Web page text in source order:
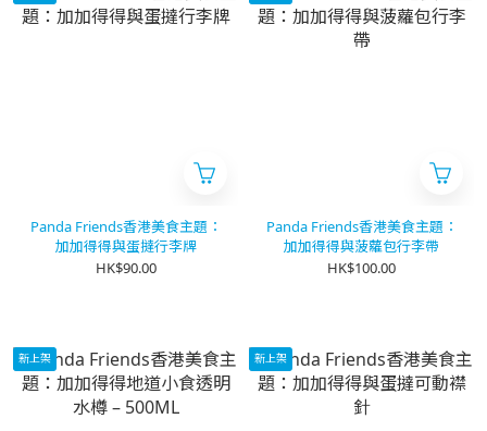
Panda Friends香港美食主題：
加加得得與蛋撻行李牌
HK$90.00
Panda Friends香港美食主題：
加加得得與菠蘿包行李帶
HK$100.00
新上架 新上架